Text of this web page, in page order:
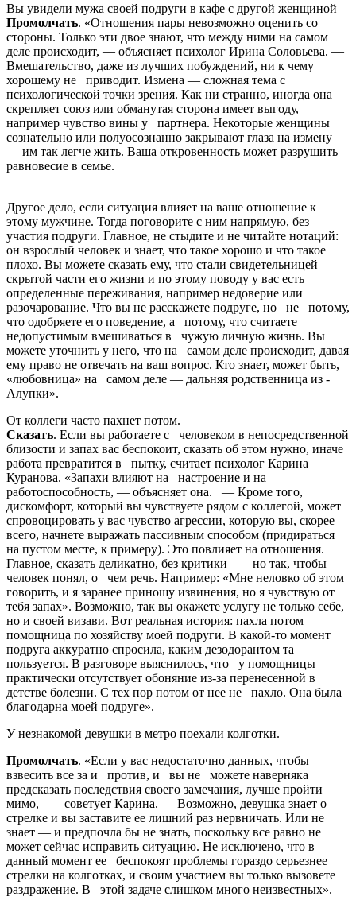
Вы увидели мужа своей подруги в кафе с другой женщиной
Промолчать. «Отношения пары невозможно оценить со
стороны. Только эти двое знают, что между ними на самом
деле происходит, — объясняет психолог Ирина Соловьева. —
Вмешательство, даже из лучших побуждений, ни к чему
хорошему не приводит. Измена — сложная тема с
психологической точки зрения. Как ни странно, иногда она
скрепляет союз или обманутая сторона имеет выгоду,
например чувство вины у парт­нера. Некоторые женщины
сознательно или полуосознанно закрывают глаза на измену
— им так легче жить. Ваша откровенность может разрушить
равновесие в семье.
Другое дело, если ситуация влияет на ваше отношение к
этому мужчине. Тогда поговорите с ним напрямую, без
участия подруги. Главное, не стыдите и не читайте нотаций:
он взрослый человек и знает, что такое хорошо и что такое
плохо. Вы можете сказать ему, что стали свидетельницей
скрытой части его жизни и по этому поводу у вас есть
определенные переживания, например недоверие или
разочарование. Что вы не расскажете подруге, но не потому,
что одобряете его поведение, а потому, что считаете
недопустимым вмешиваться в чужую личную жизнь. Вы
можете уточнить у него, что на самом деле происходит, давая
ему право не отвечать на ваш вопрос. Кто знает, может быть,
«любовница» на самом ­деле — дальняя родственница из ­
Алупки».
От коллеги часто ­пахнет потом.
Сказать. Если вы работаете с человеком в непосредственной
близости и запах вас беспокоит, сказать об этом нужно, иначе
работа превратится в пытку, считает психолог Карина
Куранова. «Запахи влияют на настроение и на
работоспособность, — объясняет она. — Кроме того,
дискомфорт, который вы чувствуете рядом с коллегой, может
спровоцировать у вас чувство агрессии, ­которую вы, скорее
всего, начнете выражать пассивным способом (придираться
на пустом месте, к примеру). Это повлияет на отношения.
Главное, сказать деликатно, без критики — но так, чтобы
человек понял, о чем речь. Например: «Мне неловко об этом
говорить, и я заранее приношу извинения, но я чувствую от
тебя запах». Возможно, так вы окажете услугу не только себе,
но и своей визави. Вот реальная история: пахла потом
помощница по хозяйству моей подруги. В какой-то момент
подруга аккуратно спросила, каким дезодорантом та
пользуется. В разговоре выяснилось, что у помощницы
практически отсутствует обоняние ­из-за ­перенесенной в
детстве болезни. С тех пор потом от нее не пахло. Она была
благодарна моей подруге».
У незнакомой девушки в метро поехали колготки.
Промолчать. «Если у вас не­достаточно данных, чтобы
взвесить все за и против, и вы не ­можете наверняка
предсказать последствия своего замечания, лучше пройти
мимо, — советует Карина. — Возможно, девушка знает о
стрелке и вы заставите ее лишний раз нервничать. Или не
знает — и предпочла бы не знать, поскольку все равно не
может сейчас исправить ситуацию. Не исключено, что в
данный момент ее беспокоят проблемы гораздо серьезнее
стрелки на колготках, и своим участием вы только вызовете
раздражение. В этой ­задаче слишком много неизвестных».